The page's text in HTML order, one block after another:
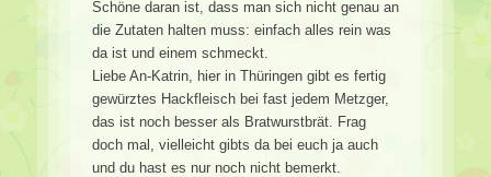
Schöne daran ist, dass man sich nicht genau an
die Zutaten halten muss: einfach alles rein was
da ist und einem schmeckt.
Liebe An-Katrin, hier in Thüringen gibt es fertig
gewürztes Hackfleisch bei fast jedem Metzger,
das ist noch besser als Bratwurstbrät. Frag
doch mal, vielleicht gibts da bei euch ja auch
und du hast es nur noch nicht bemerkt.